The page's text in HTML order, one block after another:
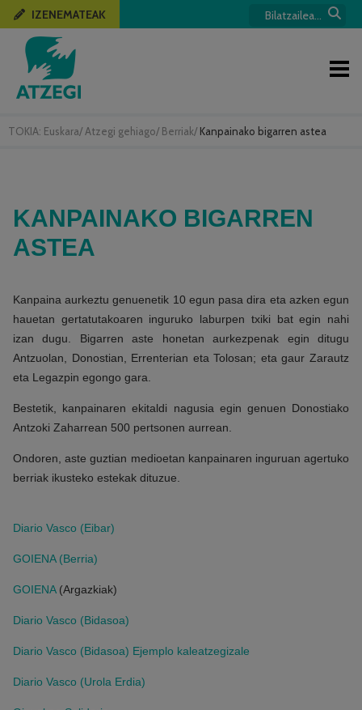
TOKIA: Euskara/ Atzegi gehiago/ Berriak/ Kanpainako bigarren astea
IZENEMATEAK
KANPAINAKO BIGARREN
ASTEA
Kanpaina aurkeztu genuenetik 10 egun pasa dira eta azken egun
hauetan gertatutakoaren inguruko laburpen txiki bat egin nahi
izan dugu. Bigarren aste honetan aurkezpenak egin ditugu
Antzuolan, Donostian, Errenterian eta Tolosan; eta gaur Zarautz
eta Legazpin egongo gara.
Bestetik, kanpainaren ekitaldi nagusia egin genuen Donostiako
Antzoki Zaharrean 500 pertsonen aurrean.
Ondoren, aste guztian medioetan kanpainaren inguruan agertuko
berriak ikusteko estekak dituzue.
Diario Vasco (Eibar)
GOIENA (Berria)
GOIENA(Argazkiak)
Diario Vasco (Bidasoa)
Diario Vasco (Bidasoa) Ejemplo kaleatzegizale
Diario Vasco (Urola Erdia)